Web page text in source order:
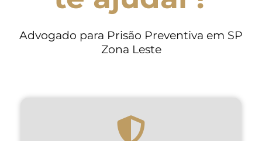
Advogado para Prisão Preventiva em SP
Zona Leste